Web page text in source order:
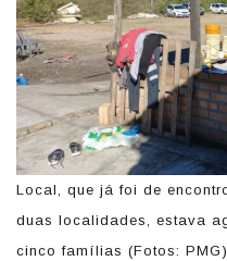
Local, que já foi de
duas localidades, estava
cinco famílias (Fotos: PMG)